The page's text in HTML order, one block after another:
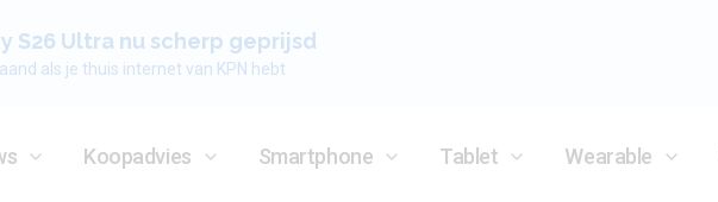
S26 Ultra nu scherp geprijsd
als je thuis internet van KPN hebt
Koopadvies Smartphone Tablet Wearable